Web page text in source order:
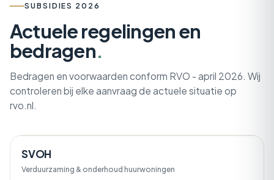
SUBSIDIES 2026
Actuele regelingen en
bedragen.
Bedragen en voorwaarden conform RVO - april 2026. Wij
controleren bij elke aanvraag de actuele situatie op
rvo.nl.
SVOH
Verduurzaming & onderhoud huurwoningen